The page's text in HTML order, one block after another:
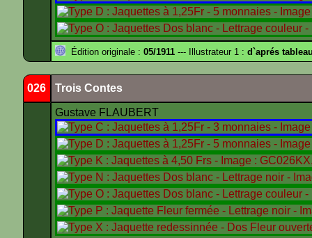
Édition originale : 05/1911 --- Illustrateur 1 : d`aprés
026 Trois Contes
Gustave FLAUBERT